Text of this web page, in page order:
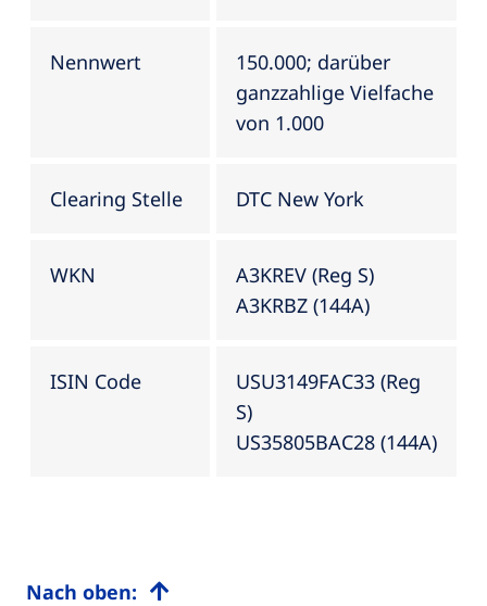
Nennwert
150.000; darüber
ganzzahlige Vielfache
von 1.000
Clearing Stelle DTC New York
WKN
A3KREV (Reg S)
A3KRBZ (144A)
ISIN Code
USU3149FAC33 (Reg
S)
US35805BAC28 (144A)
Nach oben: